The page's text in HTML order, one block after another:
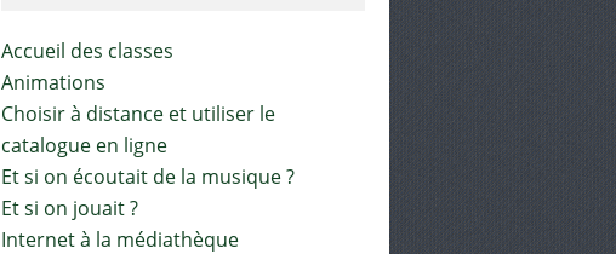
Accueil des classes
Animations
Choisir à distance et utiliser le
catalogue en ligne
Et si on écoutait de la musique ?
Et si on jouait ?
Internet à la médiathèque